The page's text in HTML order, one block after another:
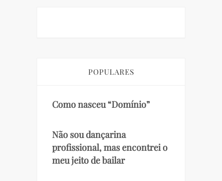
POPULARES
Como nasceu “Domínio”
Não sou dançarina
profissional, mas encontrei o
meu jeito de bailar